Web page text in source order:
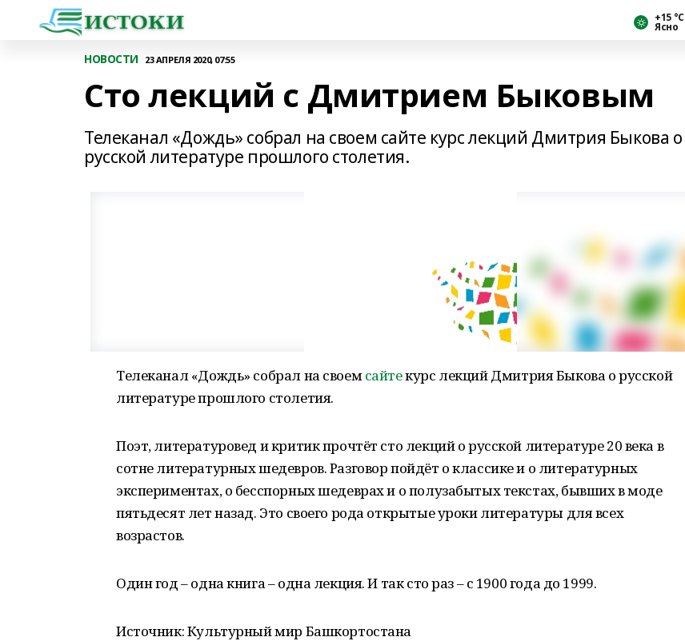
+15 °С
Ясно
НОВОСТИ 23 АПРЕЛЯ 2020, 07:55
Сто лекций с Дмитрием Быковым
Телеканал «Дождь» собрал на своем сайте курс лекций Дмитрия Быкова о
русской литературе прошлого столетия.
Телеканал «Дождь» собрал на своемсайтекурс лекций Дмитрия Быкова о русской
литературе прошлого столетия.
Поэт, литературовед и критик прочтёт сто лекций о русской литературе 20 века в
сотне литературных шедевров. Разговор пойдёт о классике и о литературных
экспериментах, о бесспорных шедеврах и о полузабытых текстах, бывших в моде
пятьдесят лет назад. Это своего рода открытые уроки литературы для всех
возрастов.
Один год – одна книга – одна лекция. И так сто раз – с 1900 года до 1999.
Источник: Культурный мир Башкортостана